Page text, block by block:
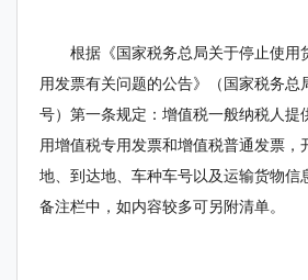
根据《国家税务总局关于停止使用
用发票有关问题的公告》（国家税务总
号）第一条规定：增值税一般纳税人提
用增值税专用发票和增值税普通发票，
地、到达地、车种车号以及运输货物信
备注栏中，如内容较多可另附清单。